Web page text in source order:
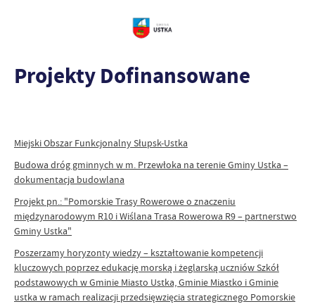
Projekty Dofinansowane
Miejski Obszar Funkcjonalny Słupsk-Ustka
Budowa dróg gminnych w m. Przewłoka na terenie Gminy Ustka –
dokumentacja budowlana
Projekt pn.: "Pomorskie Trasy Rowerowe o znaczeniu
międzynarodowym R10 i Wiślana Trasa Rowerowa R9 – partnerstwo
Gminy Ustka"
Poszerzamy horyzonty wiedzy – kształtowanie kompetencji
kluczowych poprzez edukację morską i żeglarską uczniów Szkół
podstawowych w Gminie Miasto Ustka, Gminie Miastko i Gminie
ustka w ramach realizacji przedsięwzięcia strategicznego Pomorskie